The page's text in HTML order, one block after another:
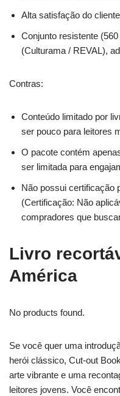
Alta satisfação do
Conjunto resistente
(Culturama / REVAL),
Contras:
Conteúdo limitado por
ser pouco para leitores
O pacote contém
ser limitada para
Não possui certificação
(Certificação: Não
compradores que
Livro
América
No products found.
Se você quer uma
herói clássico, Cut-out
arte vibrante e uma
leitores jovens. Você